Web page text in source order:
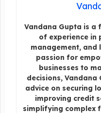
Vandana Gupta is a
of experience in
management, and
passion for
businesses to
decisions,
advice on securing
improving credit
simplifying complex